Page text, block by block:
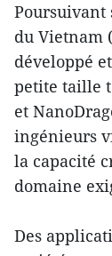
Poursuivant
du Vietnam
développé
petite taille
et
ingénieurs
la capacité
domaine
Des